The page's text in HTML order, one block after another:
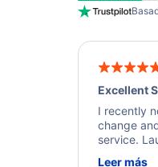
Excellent
I recently
change
service.
Leer más